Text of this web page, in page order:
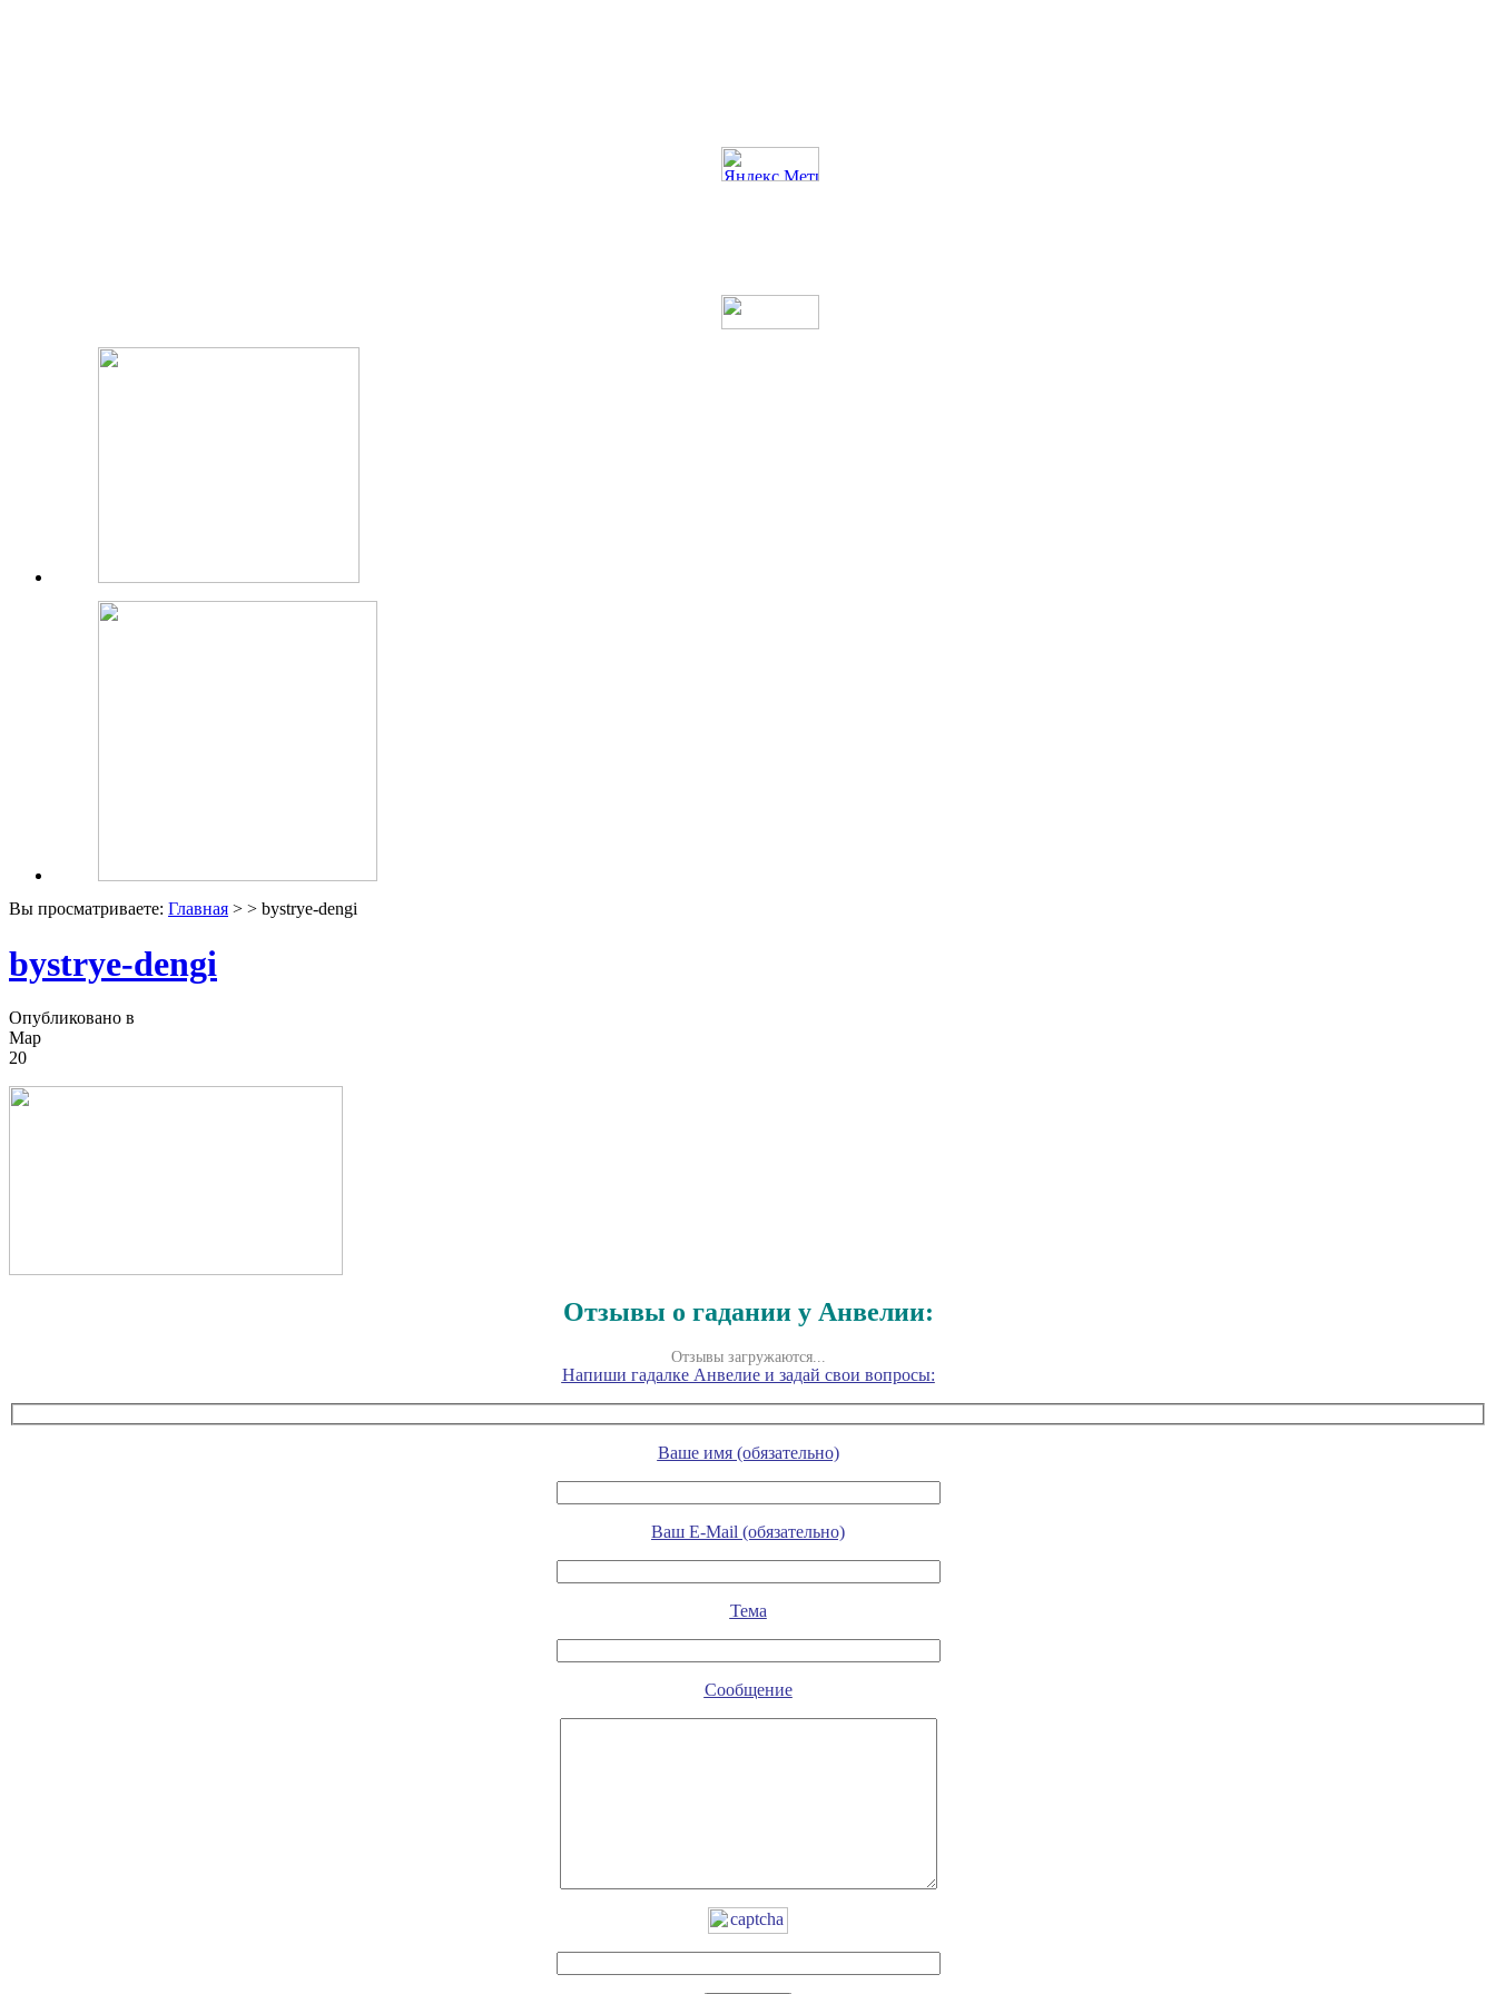
Вы просматриваете: Главная > > bystrye-dengi
bystrye-dengi
Опубликовано в
Мар
20
Отзывы о гадании у Анвелии:
Отзывы загружаются...
Напиши гадалке Анвелие и задай свои вопросы:
Ваше имя (обязательно)
Ваш E-Mail (обязательно)
Тема
Сообщение